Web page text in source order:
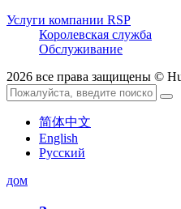
Услуги компании RSP
Королевская служба
Обслуживание
2026 все права защищены ©
简体中文
English
Русский
дом